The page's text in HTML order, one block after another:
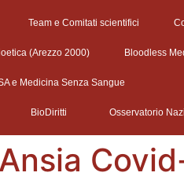
Team e Comitati scientifici
(Arezzo 2000) Bloodless
e Medicina Senza Sangue
BioDiritti Osservatorio